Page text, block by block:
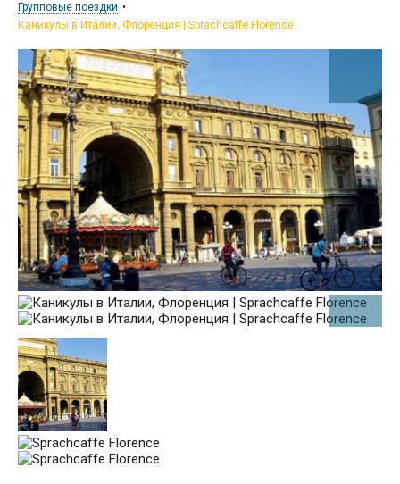
Групповые поездки
Каникулы в Италии, Флоренция | Sprachcaffe Florence